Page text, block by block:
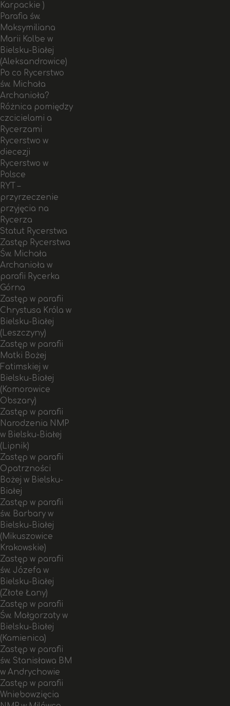
Karpackie )
Parafia św.
Maksymiliana
Marii Kolbe w
Bielsku-Białej
(Aleksandrowice)
Po co Rycerstwo
św. Michała
Archanioła?
Różnica pomiędzy
czcicielami a
Rycerzami
Rycerstwo w
diecezji
Rycerstwo w
Polsce
RYT –
przyrzeczenie
przyjęcia na
Rycerza
Statut Rycerstwa
Zastęp Rycerstwa
Św. Michała
Archanioła w
parafii Rycerka
Górna
Zastęp w parafii
Chrystusa Króla w
Bielsku-Białej
(Leszczyny)
Zastęp w parafii
Matki Bożej
Fatimskiej w
Bielsku-Białej
(Komorowice
Obszary)
Zastęp w parafii
Narodzenia NMP
w Bielsku-Białej
(Lipnik)
Zastęp w parafii
Opatrzności
Bożej w Bielsku-
Białej
Zastęp w parafii
św. Barbary w
Bielsku-Białej
(Mikuszowice
Krakowskie)
Zastęp w parafii
św. Józefa w
Bielsku-Białej
(Złote Łany)
Zastęp w parafii
Św. Małgorzaty w
Bielsku-Białej
(Kamienica)
Zastęp w parafii
św. Stanisława BM
w Andrychowie
Zastęp w parafii
Wniebowzięcia